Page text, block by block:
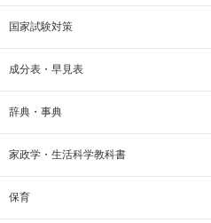
国家試験対策
成分表・早見表
辞典・事典
家政学・生活科学教科書
保育